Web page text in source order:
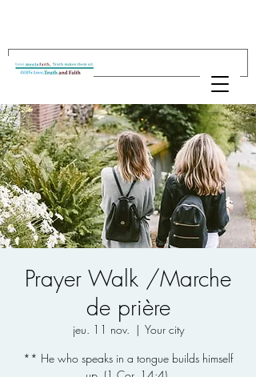
Prayer Walk /Marche
de prière
jeu. 11 nov.
  |
Your city
** He who speaks in a tongue builds himself